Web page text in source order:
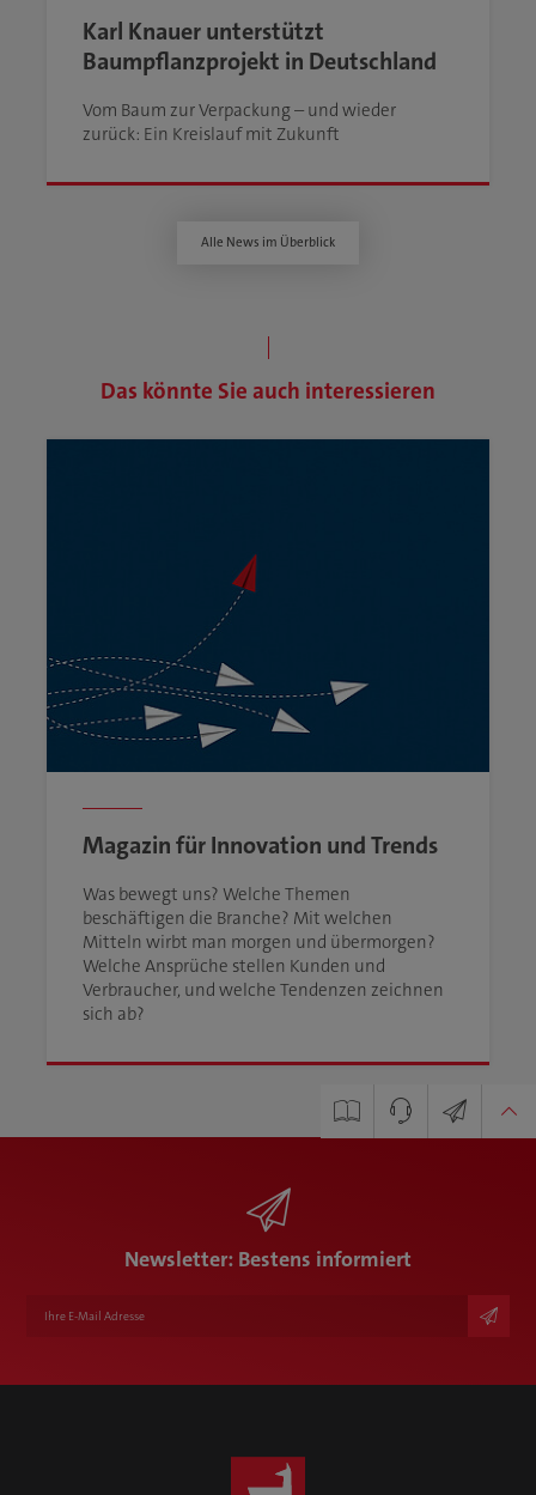
Karl Knauer unterstützt
Baumpflanzprojekt in Deutschland
Vom Baum zur Verpackung – und wieder
zurück: Ein Kreislauf mit Zukunft
Alle News im Überblick
Das könnte Sie auch interessieren
Magazin für Innovation und Trends
Was bewegt uns? Welche Themen
beschäftigen die Branche? Mit welchen
Mitteln wirbt man morgen und übermorgen?
Welche Ansprüche stellen Kunden und
Verbraucher, und welche Tendenzen zeichnen
sich ab?
Luisa Sepp
+49 7835 782-126
luisa.sepp@karlknauer.de
Newsletter: Bestens informiert